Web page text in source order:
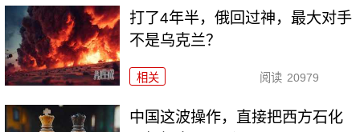
打了4年半，俄回过神，最大对手
不是乌克兰？
相关 阅读 20979
中国这波操作，直接把西方石化